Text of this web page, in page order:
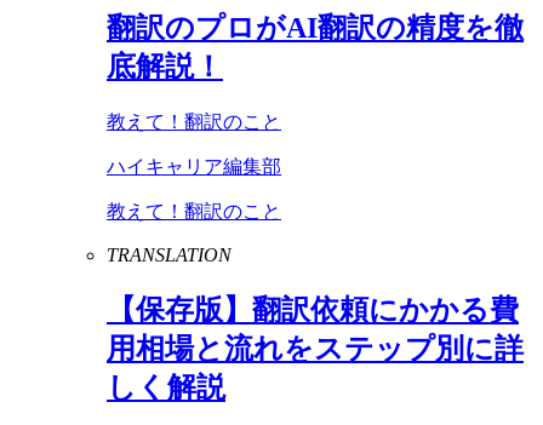
翻訳のプロがAI翻訳の精度を徹
底解説！
教えて！翻訳のこと
ハイキャリア編集部
教えて！翻訳のこと
TRANSLATION
【保存版】翻訳依頼にかかる費
用相場と流れをステップ別に詳
しく解説